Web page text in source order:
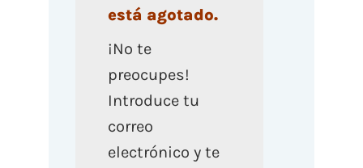
está agotado.
¡No te
preocupes!
Introduce tu
correo
electrónico y te